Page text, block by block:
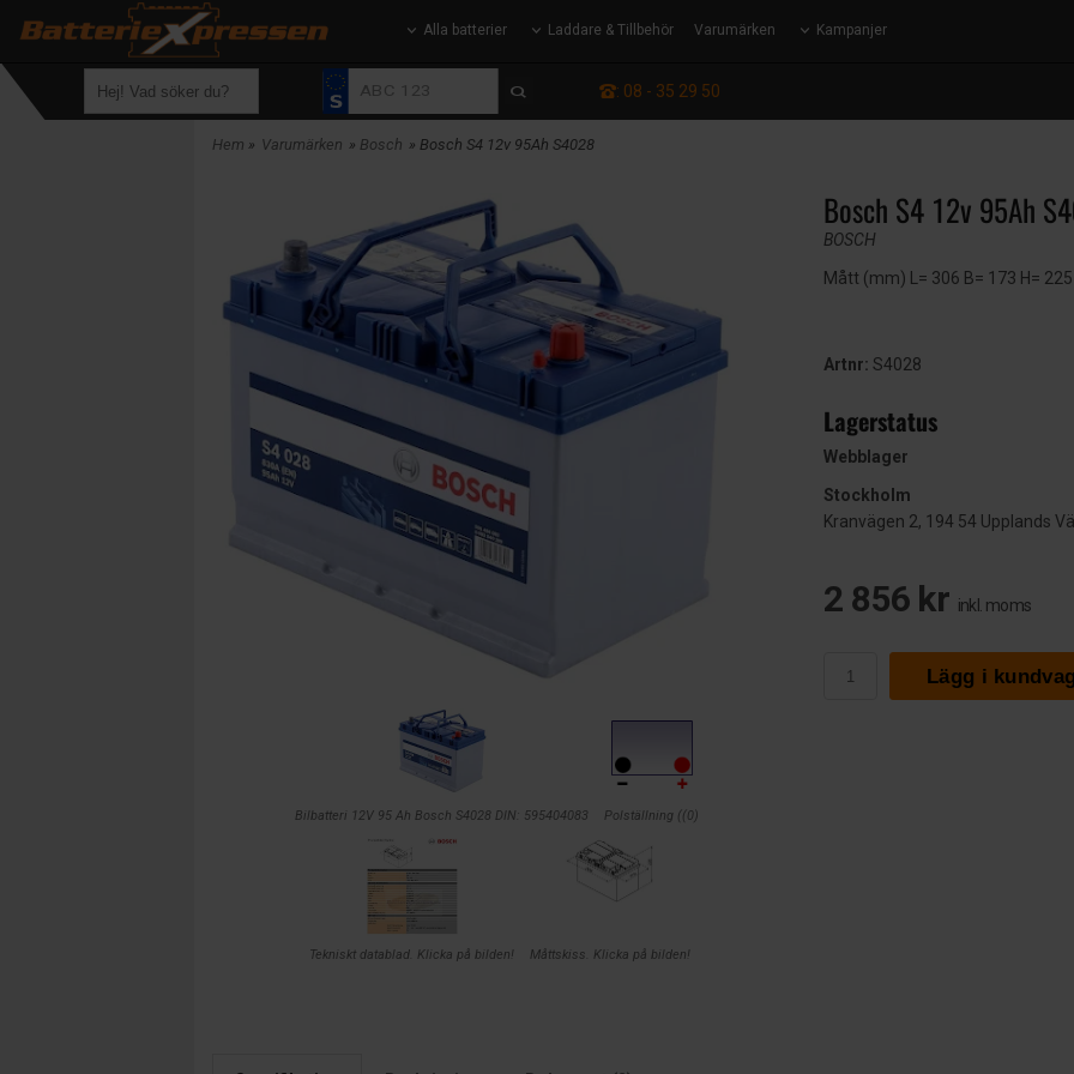
Alla batterier Laddare & Tillbehör Varumärken Kampanjer
: 08 - 35 29 50
Hem » Varumärken » Bosch » Bosch S4 12v 95Ah S4028
Bilbatteri 12V 95 Ah Bosch S4028 DIN: 595404083 Polställning ((0)
Tekniskt datablad. Klicka på bilden! Måttskiss. Klicka på bilden!
Bosch S4 12v 95Ah
BOSCH
Mått (mm) L= 306 B= 173 H= 225
Artnr: S4028
Lagerstatus
Webblager
Stockholm
Kranvägen 2, 194 54 Upplands
2 856 kr inkl. moms
Lägg i